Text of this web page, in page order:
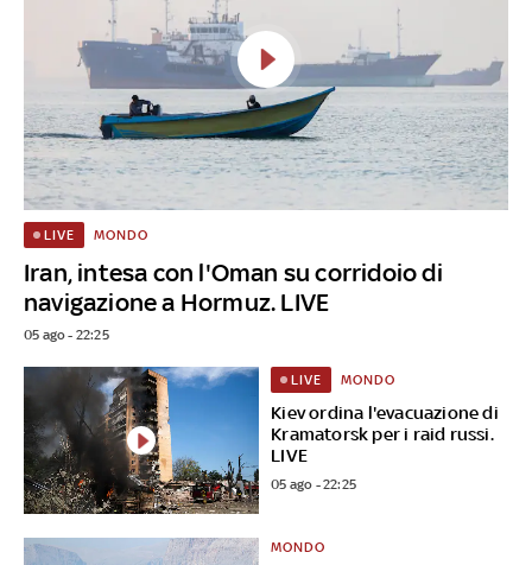
Iran, intesa con l'Oman su corridoio di
navigazione a Hormuz. LIVE
LIVE MONDO
05 ago - 22:25
Kiev ordina l'evacuazione di
Kramatorsk per i raid russi.
LIVE
LIVE MONDO
05 ago - 22:25
MONDO